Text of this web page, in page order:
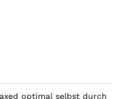
optimal selbst durch